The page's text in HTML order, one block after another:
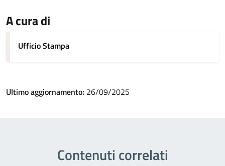
A cura di
Ufficio Stampa
Ultimo aggiornamento: 26/09/2025
Contenuti correlati